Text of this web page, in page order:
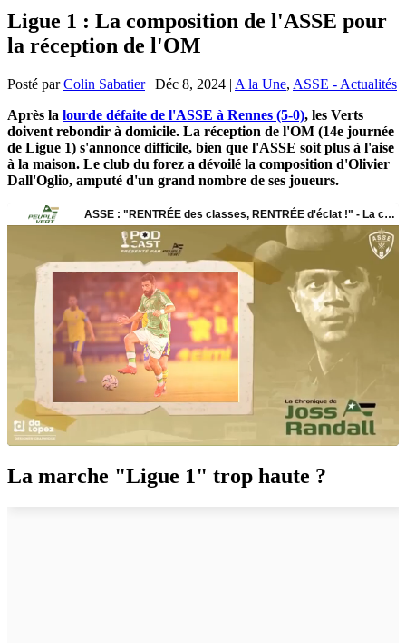
Ligue 1 : La composition de l'ASSE pour
la réception de l'OM
Posté parColin Sabatier| Déc 8, 2024 | A la Une, ASSE - Actualités
Après la lourde défaite de l'ASSE à Rennes (5-0), les Verts
doivent rebondir à domicile. La réception de l'OM (14e journée
de Ligue 1) s'annonce difficile, bien que l'ASSE soit plus à l'aise
à la maison. Le club du forez a dévoilé la composition d'Olivier
Dall'Oglio, amputé d'un grand nombre de ses joueurs.
La marche "Ligue 1" trop haute ?